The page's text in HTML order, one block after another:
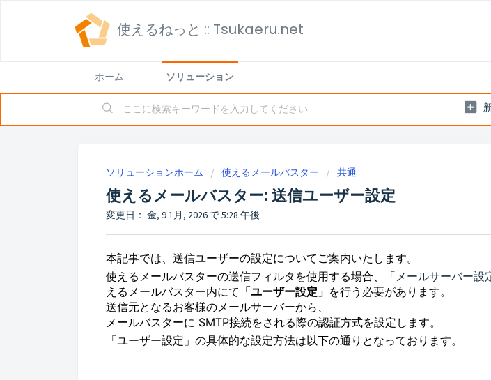
使えるねっと :: Tsukaeru.net
ホーム ソリューション
ソリューションホーム 使えるメールバスター 共通
使えるメールバスター: 送信ユーザー設定
変更日： 金, 9 1月, 2026 で 5:28 午後
本記事では、送信ユーザーの設定についてご案内いたします。
使えるメールバスターの送信フィルタを使用する場合、「 メールサーバー設
えるメールバスター内にて 「ユーザー設定」 を行う必要があります。
送信元となるお客様のメールサーバーから、
メールバスターに SMTP接続をされる際の認証方式を設定します。
「ユーザー設定」の具体的な設定方法は以下の通りとなっております。